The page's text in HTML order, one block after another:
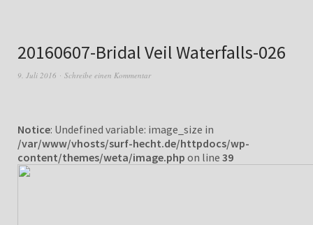
20160607-Bridal Veil Waterfalls-026
9. Juli 2016 Schreibe einen Kommentar
Notice: Undefined variable: image_size in
/var/www/vhosts/surf-hecht.de/httpdocs/wp-
content/themes/weta/image.php on line 39